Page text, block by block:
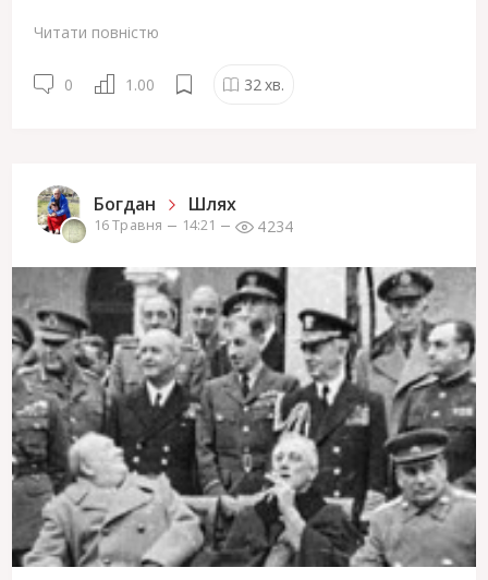
Читати повністю
0 1.00 32хв.
Богдан Шлях
16 Травня 14:21 4234